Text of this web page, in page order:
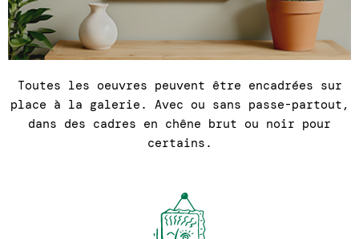
Toutes les oeuvres peuvent être encadrées sur
place à la galerie. Avec ou sans passe-partout,
dans des cadres en chêne brut ou noir pour
certains.